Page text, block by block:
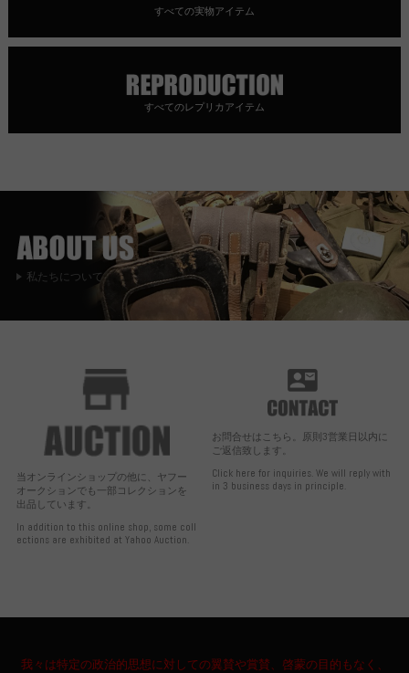
すべての実物アイテム
すべてのレプリカアイテム
私たちについて
当オンラインショップの他に、ヤフー
オークションでも一部コレクションを
出品しています。
In addition to this online shop, some coll
ections are exhibited at Yahoo Auction.
お問合せはこちら。原則3営業日以内に
ご返信致します。
Click here for inquiries. We will reply with
in 3 business days in principle.
我々は特定の政治的思想に対しての翼賛や賞賛、啓蒙の目的もなく、